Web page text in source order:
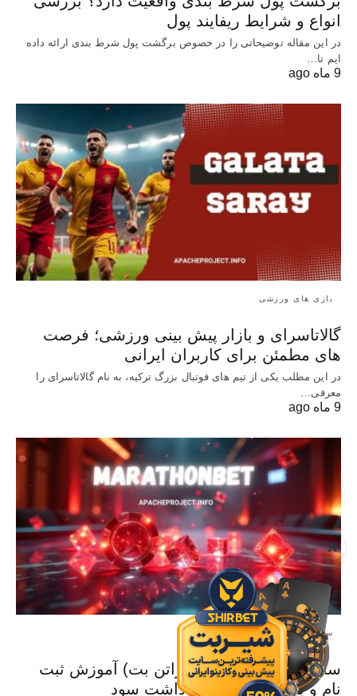
X
انواع و شرایط ریفایند پول
در این مقاله توضیحاتی را در خصوص برگشت پول شرط بندی ارائه داده
ایم تا…
9 ماه ago
بازی های ورزشی
گالاتاسرای و بازار پیش‌ بینی ورزشی؛ فرصت‌
های مطمئن برای کاربران ایرانی
در این مطلب یکی از تیم های فوتبال بزرگ ترکیه، به نام گالاتاسرای را
معرفی…
9 ماه ago
سایت معتبر شرط بندی
سایت Marathonbet (ماراتن بت) آموزش ثبت
نام و بررسی شرایط برداشت سود